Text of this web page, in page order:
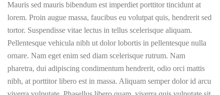
Mauris sed mauris bibendum est imperdiet porttitor tincidunt at
lorem. Proin augue massa, faucibus eu volutpat quis, hendrerit sed
tortor. Suspendisse vitae lectus in tellus scelerisque aliquam.
Pellentesque vehicula nibh ut dolor lobortis in pellentesque nulla
ornare. Nam eget enim sed diam scelerisque rutrum. Nam
pharetra, dui adipiscing condimentum hendrerit, odio orci mattis
nibh, at porttitor libero est in massa. Aliquam semper dolor id arcu